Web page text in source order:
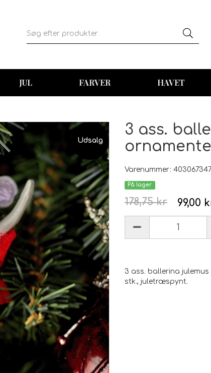
JUL FARVER HAVET
Udsalg
3 ass.
Varenummer:
På lager
99,00
178,75 kr
3 ass. ballerina julemus
stk., juletræspynt.